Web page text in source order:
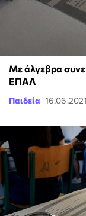
Με άλγεβρα
ΕΠΑΛ
Παιδεία